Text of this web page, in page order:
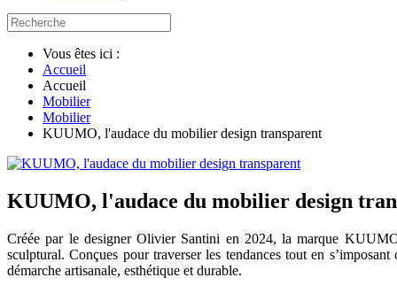
Vous êtes ici :
Accueil
Accueil
Mobilier
Mobilier
KUUMO, l'audace du mobilier design transparent
KUUMO, l'audace du mobilier design
Créée par le designer Olivier Santini en 2024, la marque
sculptural. Conçues pour traverser les tendances tout en
démarche artisanale, esthétique et durable.